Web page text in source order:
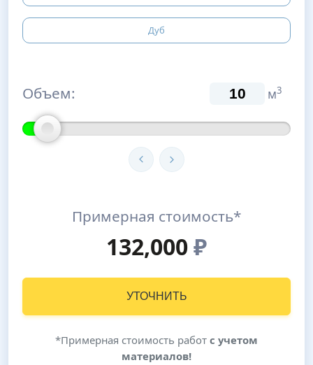
Дуб
Объем: м3
Примерная стоимость*
132,000₽
УТОЧНИТЬ
*Примерная стоимость работ с учетом
материалов!